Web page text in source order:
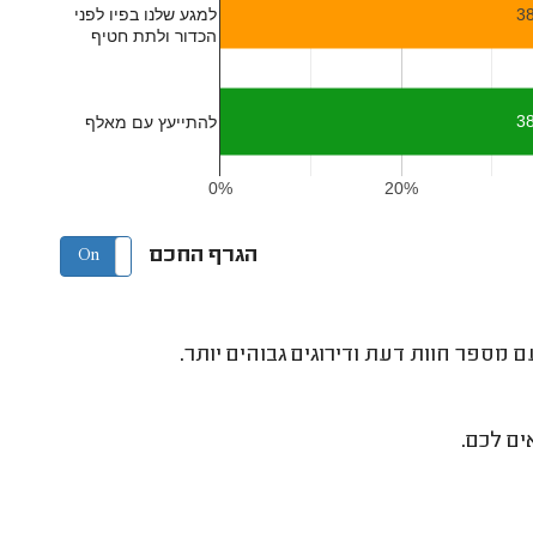
0% 20%
למגע שלנו בפיו לפני
הכדור ולתת חטיף
להתייעץ עם מאלף
הגרף החכם On Off
חוות דעת ודירוגים גבוהים יותר.
לכם.